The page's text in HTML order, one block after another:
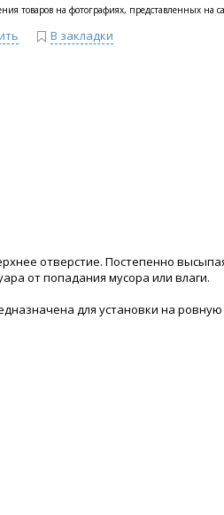
товаров на фотографиях, представленных на
В закладки
отверстие. Постепенно
от попадания мусора или влаги.
для установки на